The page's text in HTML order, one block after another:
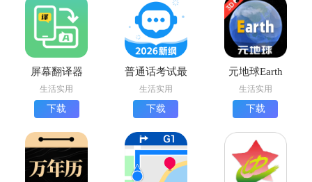
屏幕翻译器
app官方版
生活实用
下载
普通话考试最
新版下载
生活实用
下载
元地球Earth
最新版下载
生活实用
下载